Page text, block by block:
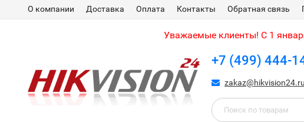
О компании Доставка Оплата Контакты Обратная связь
Уважаемые клиенты! С 1
+7 (499) 444-
zakaz@hikvision24.ru